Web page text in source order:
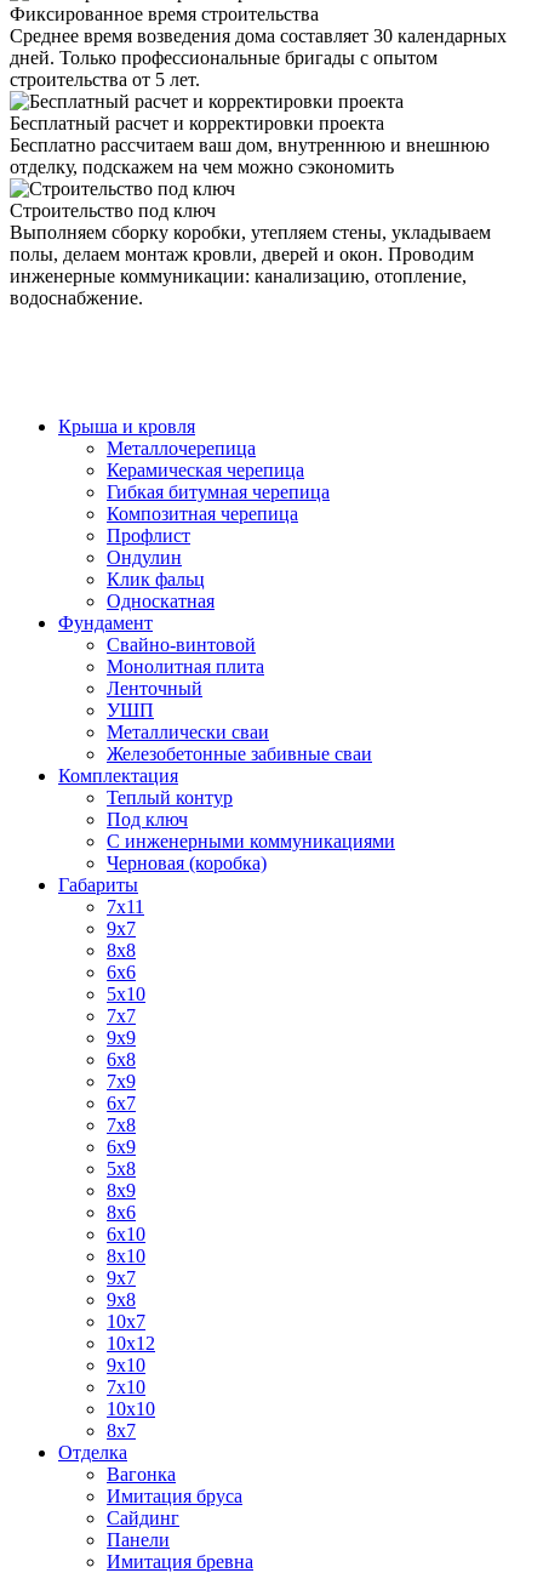
Фиксированное время строительства
Среднее время возведения дома составляет 30 календарных
дней. Только профессиональные бригады с опытом
строительства от 5 лет.
Бесплатный расчет и корректировки проекта
Бесплатно рассчитаем ваш дом, внутреннюю и внешнюю
отделку, подскажем на чем можно сэкономить
Строительство под ключ
Выполняем сборку коробки, утепляем стены, укладываем
полы, делаем монтаж кровли, дверей и окон. Проводим
инженерные коммуникации: канализацию, отопление,
водоснабжение.
Крыша и кровля
Металлочерепица
Керамическая черепица
Гибкая битумная черепица
Композитная черепица
Профлист
Ондулин
Клик фальц
Односкатная
Фундамент
Свайно-винтовой
Монолитная плита
Ленточный
УШП
Металлически сваи
Железобетонные забивные сваи
Комплектация
Теплый контур
Под ключ
С инженерными коммуникациями
Черновая (коробка)
Габариты
7х11
9х7
8x8
6x6
5х10
7x7
9x9
6x8
7x9
6x7
7x8
6x9
5x8
8x9
8x6
6х10
8x10
9x7
9х8
10х7
10x12
9x10
7x10
10x10
8х7
Отделка
Вагонка
Имитация бруса
Сайдинг
Панели
Имитация бревна